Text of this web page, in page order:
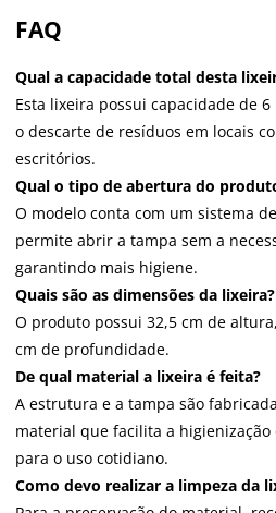
FAQ
Qual a capacidade total desta
Esta lixeira possui capacidade de
o descarte de resíduos em locais
escritórios.
Qual o tipo de abertura do
O modelo conta com um sistema
permite abrir a tampa sem a
garantindo mais higiene.
Quais são as dimensões da lixeira?
O produto possui 32,5 cm de
cm de profundidade.
De qual material a lixeira é feita?
A estrutura e a tampa são
material que facilita a
para o uso cotidiano.
Como devo realizar a limpeza da